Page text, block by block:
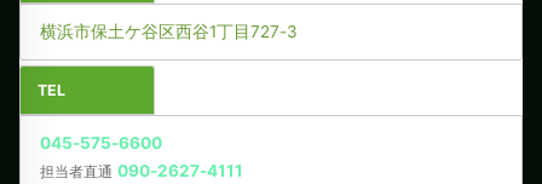
横浜市保土ケ谷区西谷1丁目727-3
TEL
045-575-6600
担当者直通 090-2627-4111